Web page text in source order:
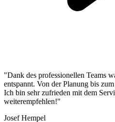
"Dank des professionellen Teams
entspannt. Von der Planung bis
Ich bin sehr zufrieden mit dem
weiterempfehlen!"
Josef Hempel